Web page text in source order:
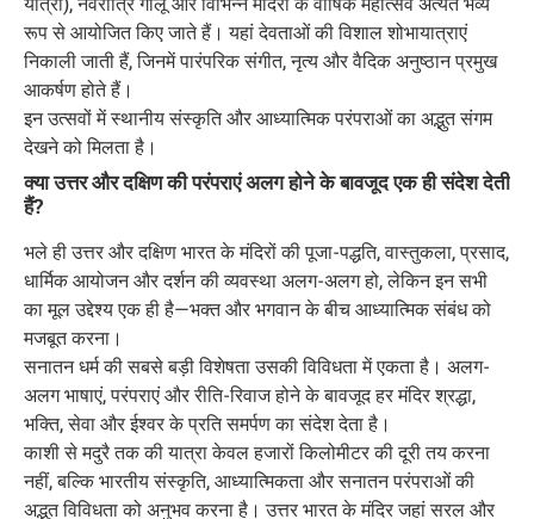
रूप से आयोजित किए जाते हैं। यहां देवताओं की विशाल शोभायात्राएं
निकाली जाती हैं, जिनमें पारंपरिक संगीत, नृत्य और वैदिक अनुष्ठान प्रमुख
आकर्षण होते हैं।
इन उत्सवों में स्थानीय संस्कृति और आध्यात्मिक परंपराओं का अद्भुत संगम
देखने को मिलता है।
क्या उत्तर और दक्षिण की परंपराएं अलग होने के बावजूद एक ही संदेश देती
हैं?
भले ही उत्तर और दक्षिण भारत के मंदिरों की पूजा-पद्धति, वास्तुकला, प्रसाद,
धार्मिक आयोजन और दर्शन की व्यवस्था अलग-अलग हो, लेकिन इन सभी
का मूल उद्देश्य एक ही है—भक्त और भगवान के बीच आध्यात्मिक संबंध को
मजबूत करना।
सनातन धर्म की सबसे बड़ी विशेषता उसकी विविधता में एकता है। अलग-
अलग भाषाएं, परंपराएं और रीति-रिवाज होने के बावजूद हर मंदिर श्रद्धा,
भक्ति, सेवा और ईश्वर के प्रति समर्पण का संदेश देता है।
काशी से मदुरै तक की यात्रा केवल हजारों किलोमीटर की दूरी तय करना
नहीं, बल्कि भारतीय संस्कृति, आध्यात्मिकता और सनातन परंपराओं की
अद्भुत विविधता को अनुभव करना है। उत्तर भारत के मंदिर जहां सरल और